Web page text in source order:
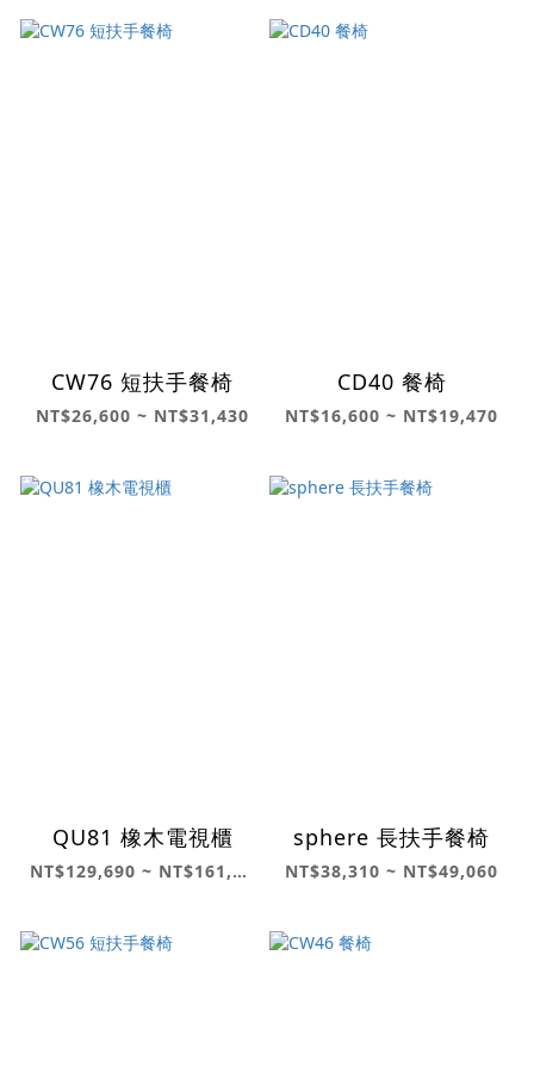
CW76 短扶手餐椅
NT$26,600 ~ NT$31,430
CD40 餐椅
NT$16,600 ~ NT$19,470
QU81 橡木電視櫃
NT$129,690 ~ NT$161,050
sphere 長扶手餐椅
NT$38,310 ~ NT$49,060